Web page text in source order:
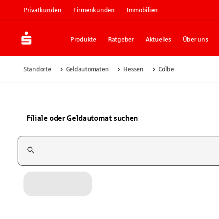
Privatkunden Firmenkunden Immobilien
Produkte Ratgeber Aktuelles Über uns
Standorte Geldautomaten Hessen Cölbe
Filiale oder Geldautomat suchen
Suchfeld